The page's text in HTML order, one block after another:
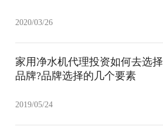
2020/03/26
家用净水机代理投资如何去选择
品牌?品牌选择的几个要素
2019/05/24